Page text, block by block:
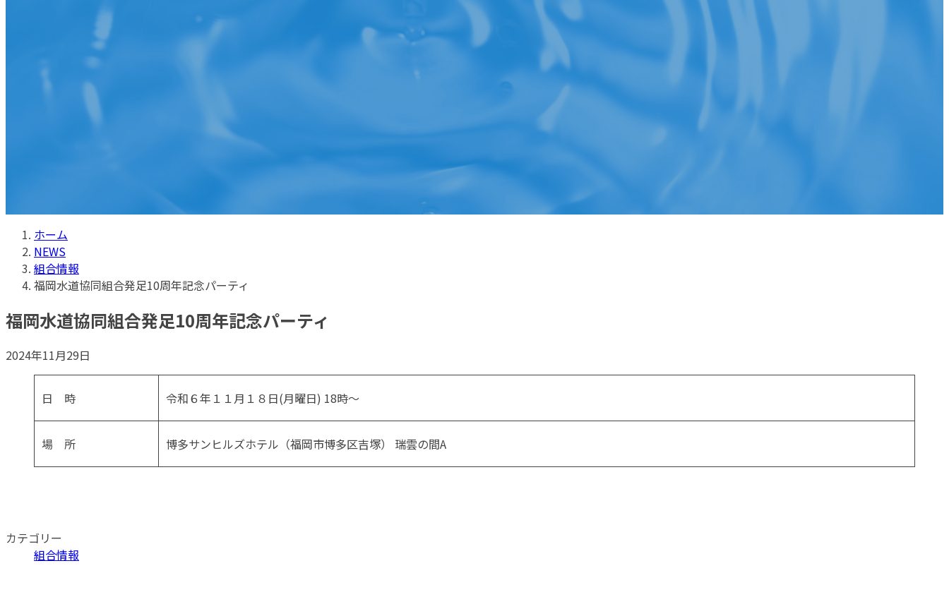
ホーム
NEWS
組合情報
福岡水道協同組合発足10周年記念パーティ
福岡水道協同組合発足10周年記念パーティ
2024年11月29日
日 時 令和６年１１月１８日(月曜日) 18時～
場 所 博多サンヒルズホテル（福岡市博多区吉塚） 瑞雲の間A
カテゴリー
組合情報